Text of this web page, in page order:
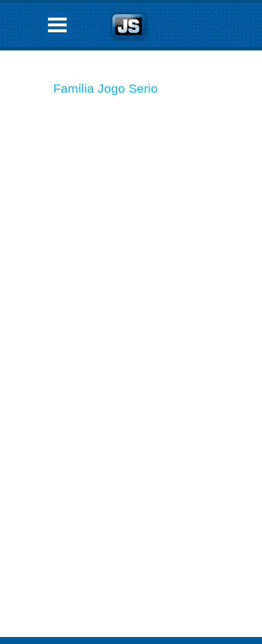
Familia Jogo Serio